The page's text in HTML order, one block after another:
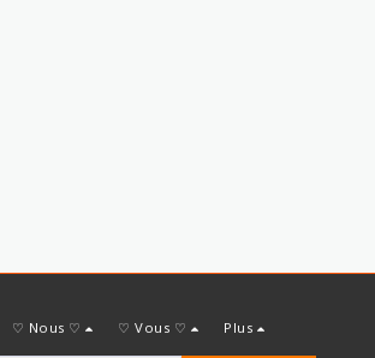
♡ Nous ♡ ♡ Vous ♡ Plus